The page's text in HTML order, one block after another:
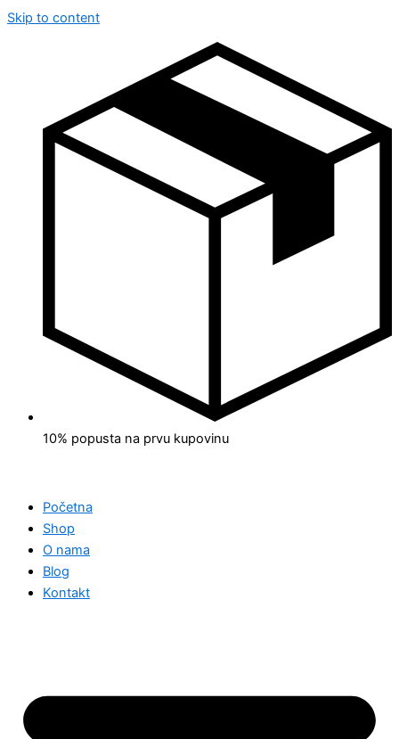
Skip to content
10% popusta na prvu kupovinu
Početna
Shop
O nama
Blog
Kontakt